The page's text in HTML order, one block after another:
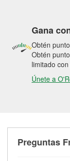
Gana
Obtén
Obtén
limitado
Únete a
Preguntas